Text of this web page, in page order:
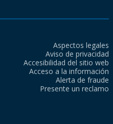
Aspectos legales
Aviso de privacidad
Accesibilidad del sitio web
Acceso a la información
Alerta de fraude
Presente un reclamo